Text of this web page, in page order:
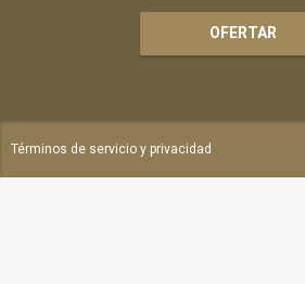
OFERTAR
Términos de servicio y privacidad